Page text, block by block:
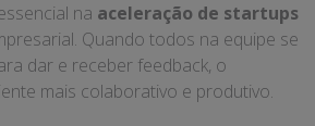
na aceleração de startups
Quando todos na equipe se
dar e receber feedback, o
mais colaborativo e produtivo.